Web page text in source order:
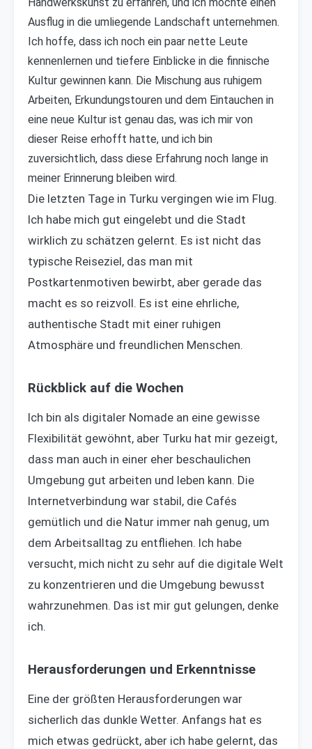
Ausflug in die umliegende Landschaft unternehmen.
Ich hoffe, dass ich noch ein paar nette Leute
kennenlernen und tiefere Einblicke in die finnische
Kultur gewinnen kann. Die Mischung aus ruhigem
Arbeiten, Erkundungstouren und dem Eintauchen in
eine neue Kultur ist genau das, was ich mir von
dieser Reise erhofft hatte, und ich bin
zuversichtlich, dass diese Erfahrung noch lange in
meiner Erinnerung bleiben wird.
Die letzten Tage in Turku vergingen wie im Flug.
Ich habe mich gut eingelebt und die Stadt
wirklich zu schätzen gelernt. Es ist nicht das
typische Reiseziel, das man mit
Postkartenmotiven bewirbt, aber gerade das
macht es so reizvoll. Es ist eine ehrliche,
authentische Stadt mit einer ruhigen
Atmosphäre und freundlichen Menschen.
Rückblick auf die Wochen
Ich bin als digitaler Nomade an eine gewisse
Flexibilität gewöhnt, aber Turku hat mir gezeigt,
dass man auch in einer eher beschaulichen
Umgebung gut arbeiten und leben kann. Die
Internetverbindung war stabil, die Cafés
gemütlich und die Natur immer nah genug, um
dem Arbeitsalltag zu entfliehen. Ich habe
versucht, mich nicht zu sehr auf die digitale Welt
zu konzentrieren und die Umgebung bewusst
wahrzunehmen. Das ist mir gut gelungen, denke
ich.
Herausforderungen und Erkenntnisse
Eine der größten Herausforderungen war
sicherlich das dunkle Wetter. Anfangs hat es
mich etwas gedrückt, aber ich habe gelernt, das